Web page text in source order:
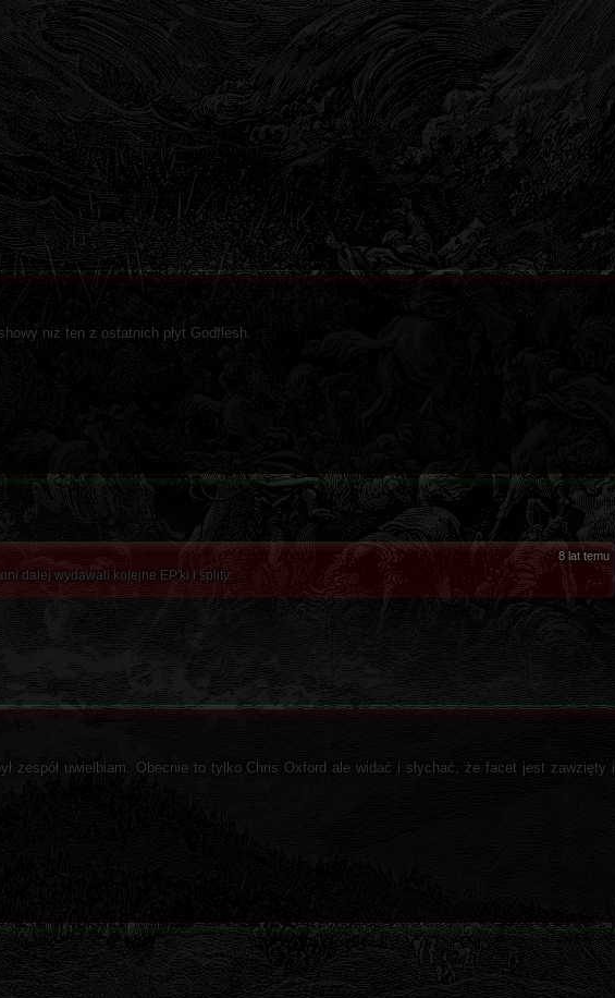
niż ten z ostatnich płyt Godflesh.
8 lat temu
dalej wydawali kolejne EP'ki i splity.
zespół uwielbiam. Obecnie to tylko Chris Oxford ale widać i słychać, że facet jest zawzięty i